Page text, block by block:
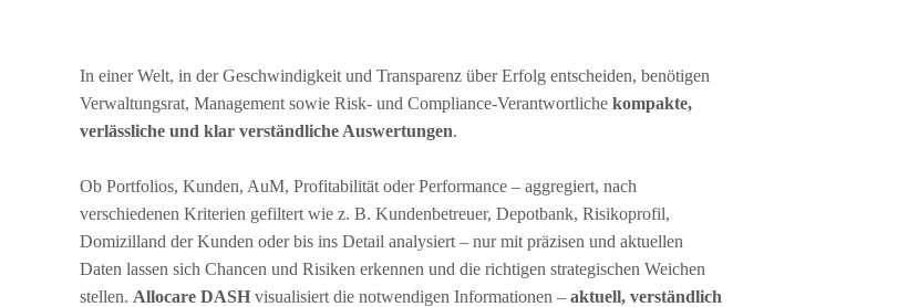
In einer Welt, in der Geschwindigkeit und Transparenz über Erfolg entscheiden, benötigen
Verwaltungsrat, Management sowie Risk- und Compliance-Verantwortliche kompakte,
verlässliche und klar verständliche Auswertungen.
Ob Portfolios, Kunden, AuM, Profitabilität oder Performance – aggregiert, nach
verschiedenen Kriterien gefiltert wie z. B. Kundenbetreuer, Depotbank, Risikoprofil,
Domizilland der Kunden oder bis ins Detail analysiert – nur mit präzisen und aktuellen
Daten lassen sich Chancen und Risiken erkennen und die richtigen strategischen Weichen
stellen. Allocare DASH visualisiert die notwendigen Informationen – aktuell, verständlich